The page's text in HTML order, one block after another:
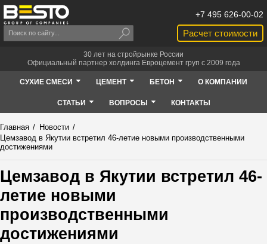
Расчет стоимости
+7 495 626-00-02
30 лет на стройрынке России
Официальный партнер холдинга Евроцемент груп с 2009 года
СУХИЕ СМЕСИ ЦЕМЕНТ БЕТОН О КОМПАНИИ
СТАТЬИ ВОПРОСЫ КОНТАКТЫ
Главная / Новости /
Цемзавод в Якутии встретил 46-летие новыми производственными
достижениями
Цемзавод в Якутии встретил 46-
летие новыми
производственными
достижениями